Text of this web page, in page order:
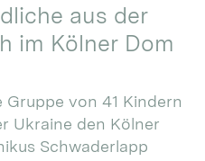
aus der
im Kölner Dom
Gruppe von 41 Kindern
Ukraine den Kölner
Schwaderlapp